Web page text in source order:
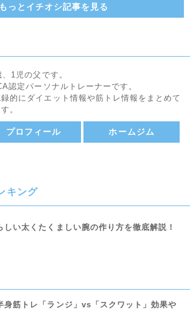
もっとイチオシ記事を見る
1児の父です。
認定パーソナルトレーナーです。
的にダイエット情報や筋トレ情報をまとめて
。
プロフィール ホームジム
キング
しい太くたくましい腕の作り方を徹底解説！
身筋トレ「ランジ」vs「スクワット」効果や